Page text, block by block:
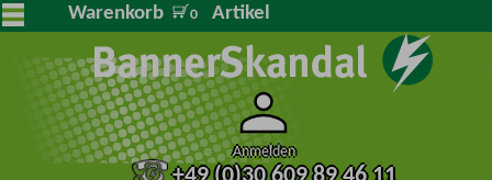
Warenkorb 0 Artikel
Anmelden
+49 (0)30 609 89 46 11